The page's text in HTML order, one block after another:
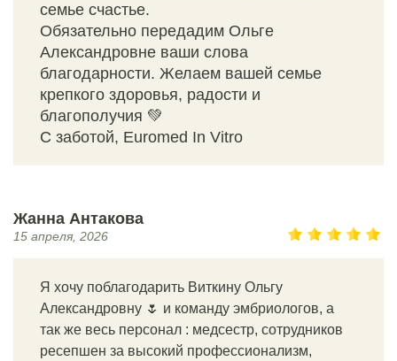
семье счастье.
Обязательно передадим Ольге
Александровне ваши слова
благодарности. Желаем вашей семье
крепкого здоровья, радости и
благополучия 💚
С заботой, Euromed In Vitro
Жанна Антакова
15 апреля, 2026
Я хочу поблагодарить Виткину Ольгу
Александровну 🌷 и команду эмбриологов, а
так же весь персонал : медсестр, сотрудников
ресепшен за высокий профессионализм,